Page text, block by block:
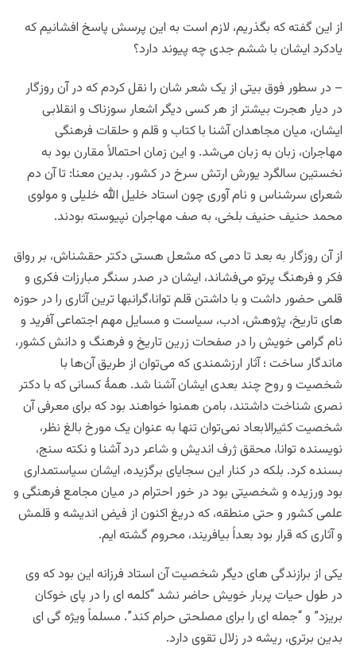
از این گفته که بگذریم، لازم است به این پرسش پاسخ افشانیم که
یادکرد ایشان با ششم جدی چه پیوند دارد؟
– در سطور فوق بیتی از یک شعر شان را نقل کردم که در آن روزگار
در دیار هجرت بیشتر از هر کسی دیگر اشعار سوزناک و انقلابی
ایشان، میان مجاهدان آشنا با کتاب و قلم و حلقات فرهنگی
مهاجران، زبان به زبان می‌شد. و این زمان احتمالاً مقارن بود به
نخستین سالگرد یورش ارتش سرخ در کشور. بدین معنا: تا آن دم
شعرای سرشناس و نام آوری چون استاد خلیل الله خلیلی و مولوی
محمد حنیف حنیف بلخی، به صف مهاجران نپیوسته بودند.
از آن روزگار به بعد تا دمی که مشعل هستی دکتر حقشناش، بر رواق
فکر و فرهنگ پرتو می‌فشاند، ایشان در صدر سنگر مبارزات فکری و
قلمی حضور داشت و با داشتن قلم توانا،گرانبها ترین آثاری را در حوزه
های تاریخ، پژوهش، ادب، سیاست و مسایل مهم اجتماعی آفرید و
نام گرامی خویش را در صفحات زرین تاریخ و فرهنگ و دانش کشور،
ماندگار ساخت ؛ آثار ارزشمندی که می‌توان از طریق آن‌ها با
شخصیت و روح چند بعدی ایشان آشنا شد. همۀ کسانی که با دکتر
نصری شناخت داشتند، بامن همنوا خواهند بود که برای معرفی آن
شخصیت کثیرالابعاد نمی‌توان تنها به عنوان یک مورخ بالغ نظر،
نویسنده توانا، محقق ژرف اندیش و شاعر درد آشنا و نکته سنج،
بسنده کرد. بلکه در کنار این سجایای برگزیده، ایشان سیاستمداری
بود ورزیده و شخصیتی بود در خور احترام در میان مجامع فرهنگی و
علمی کشور و حتی منطقه، که دریغ اکنون از فیض اندیشه و قلمش
و آثاری که قرار بود بعداً بیافریند، محروم گشته ایم.
یکی از برازندگی های دیگر شخصیت آن استاد فرزانه این بود که وی
در طول حیات پربار خویش حاضر نشد “کلمه ای را در پای خوکان
بریزد” و “جمله ای را برای مصلحتی حرام کند”. مسلماً ویژه گی ای
بدین برتری، ریشه در زلال تقوی دارد.